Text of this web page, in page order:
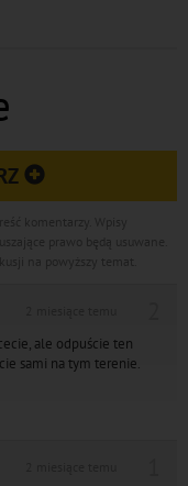
ale odpuście ten
sami na tym terenie.